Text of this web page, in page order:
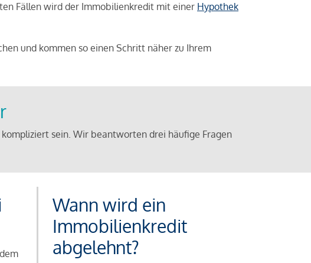
Fällen wird der Immobilienkredit mit einer Hypothek
und kommen so einen Schritt näher zu Ihrem
sein. Wir beantworten drei häufige Fragen
Wann wird ein
Immobilienkredit
abgelehnt?